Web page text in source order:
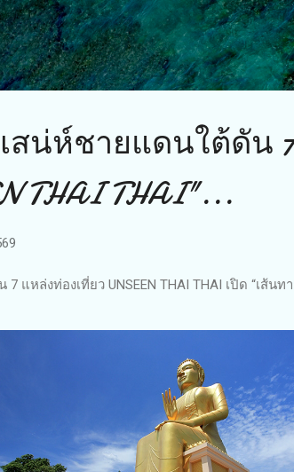
ข้ามไปที่เนื้อหาหลัก
สน่ห์ชายแดนใต้ดัน
THAI THAI"...
แหล่งท่องเที่ยว UNSEEN THAI THAI เปิด “เส้น